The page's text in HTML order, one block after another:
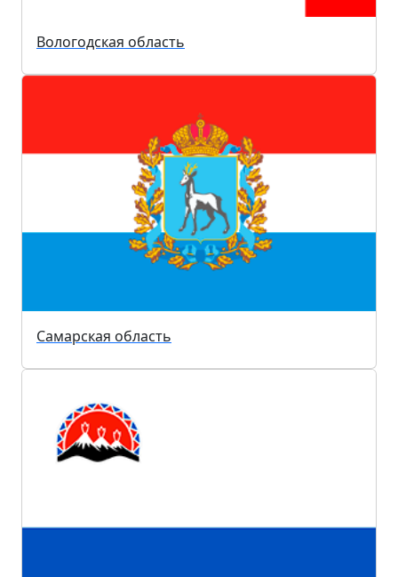
Вологодская область
Самарская область